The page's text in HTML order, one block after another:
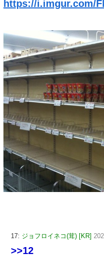
https://i.imgur.com/
17: ジョフロイネコ(茸) [KR]
>>12